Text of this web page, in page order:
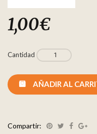
1,00€
Cantidad
AÑADIR AL
Compartir: